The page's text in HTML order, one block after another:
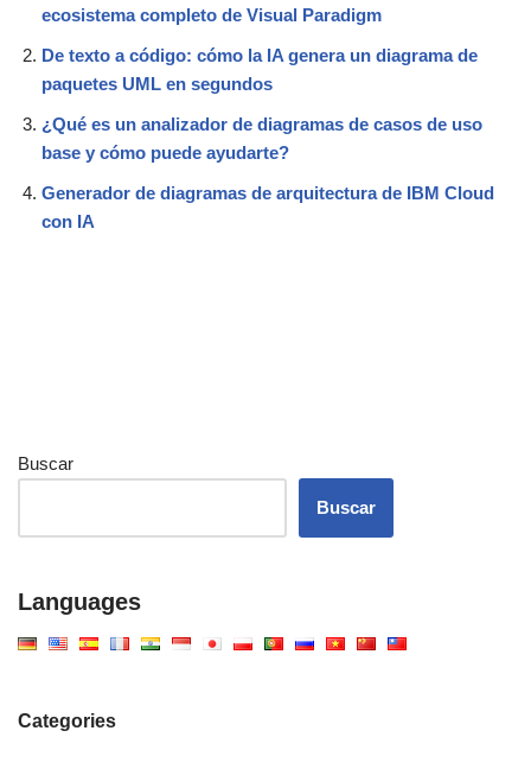
ecosistema completo de Visual Paradigm
De texto a código: cómo la IA genera un diagrama de
paquetes UML en segundos
¿Qué es un analizador de diagramas de casos de uso
base y cómo puede ayudarte?
Generador de diagramas de arquitectura de IBM Cloud
con IA
Buscar
Buscar
Languages
Categories